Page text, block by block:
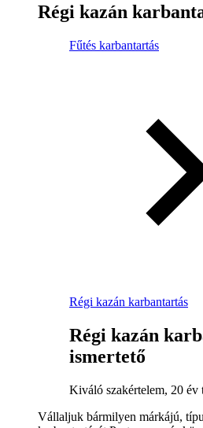
Régi kazán
Fűtés karbantartás
Régi kazán karbantartás
Régi kazán
ismertető
Kiváló szakértelem, 20 év
Vállaljuk bármilyen márkájú,